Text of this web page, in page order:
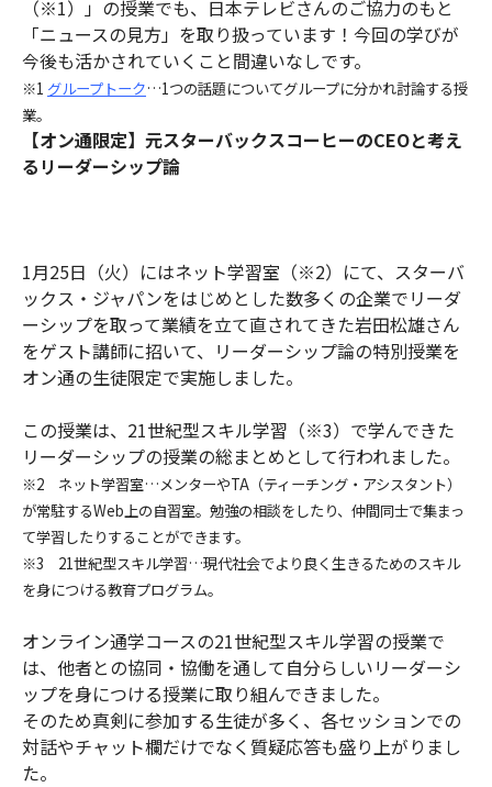
（※1）」の授業でも、日本テレビさんのご協力のもと
「ニュースの見方」を取り扱っています！今回の学びが
今後も活かされていくこと間違いなしです。
※1 グループトーク…1つの話題についてグループに分かれ討論する授
業。
【オン通限定】元スターバックスコーヒーのCEOと考え
るリーダーシップ論
1月25日（火）にはネット学習室（※2）にて、スターバ
ックス・ジャパンをはじめとした数多くの企業でリーダ
ーシップを取って業績を立て直されてきた岩田松雄さん
をゲスト講師に招いて、リーダーシップ論の特別授業を
オン通の生徒限定で実施しました。
この授業は、21世紀型スキル学習（※3）で学んできた
リーダーシップの授業の総まとめとして行われました。
※2 ネット学習室…メンターやTA（ティーチング・アシスタント）
が常駐するWeb上の自習室。勉強の相談をしたり、仲間同士で集まっ
て学習したりすることができます。
※3 21世紀型スキル学習…現代社会でより良く生きるためのスキル
を身につける教育プログラム。
オンライン通学コースの21世紀型スキル学習の授業で
は、他者との協同・協働を通して自分らしいリーダーシ
ップを身につける授業に取り組んできました。
そのため真剣に参加する生徒が多く、各セッションでの
対話やチャット欄だけでなく質疑応答も盛り上がりまし
た。